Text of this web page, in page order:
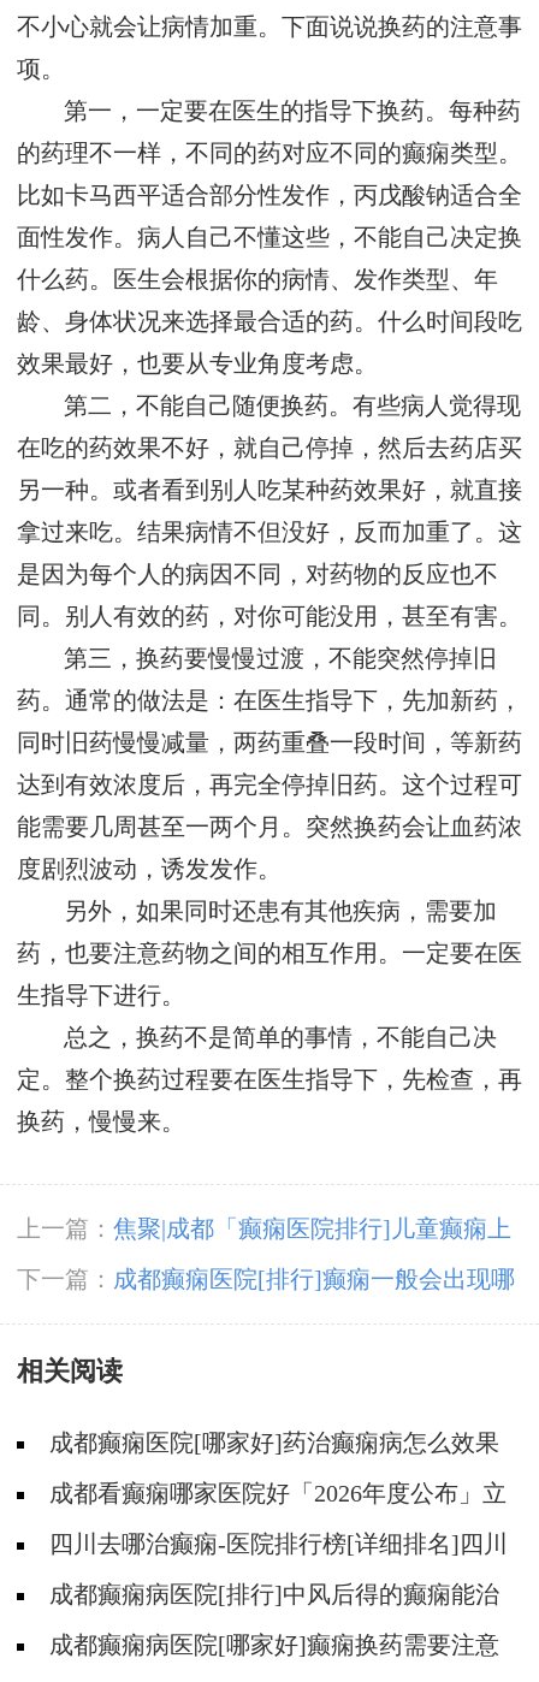
不小心就会让病情加重。下面说说换药的注意事
项。
第一，一定要在医生的指导下换药。每种药
的药理不一样，不同的药对应不同的癫痫类型。
比如卡马西平适合部分性发作，丙戊酸钠适合全
面性发作。病人自己不懂这些，不能自己决定换
什么药。医生会根据你的病情、发作类型、年
龄、身体状况来选择最合适的药。什么时间段吃
效果最好，也要从专业角度考虑。
第二，不能自己随便换药。有些病人觉得现
在吃的药效果不好，就自己停掉，然后去药店买
另一种。或者看到别人吃某种药效果好，就直接
拿过来吃。结果病情不但没好，反而加重了。这
是因为每个人的病因不同，对药物的反应也不
同。别人有效的药，对你可能没用，甚至有害。
第三，换药要慢慢过渡，不能突然停掉旧
药。通常的做法是：在医生指导下，先加新药，
同时旧药慢慢减量，两药重叠一段时间，等新药
达到有效浓度后，再完全停掉旧药。这个过程可
能需要几周甚至一两个月。突然换药会让血药浓
度剧烈波动，诱发发作。
另外，如果同时还患有其他疾病，需要加
药，也要注意药物之间的相互作用。一定要在医
生指导下进行。
总之，换药不是简单的事情，不能自己决
定。整个换药过程要在医生指导下，先检查，再
换药，慢慢来。
上一篇： 焦聚|成都「癫痫医院排行]儿童癫痫上
学要注意什么?
下一篇： 成都癫痫医院[排行]癫痫一般会出现哪
些症状?
相关阅读
成都癫痫医院[哪家好]药治癫痫病怎么效果
好?成都看癫痫哪家医院好「2026年度公布」立
冬后癫痫病人应多注意什么?
四川去哪治癫痫-医院排行榜[详细排名]四川
哪儿能有效治疗癫痫?
成都癫痫病医院[排行]中风后得的癫痫能治
吗
成都癫痫病医院[哪家好]癫痫换药需要注意